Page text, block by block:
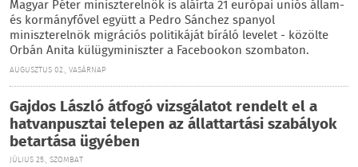
Magyar Péter miniszterelnök is aláírta 21 európai uniós állam-
és kormányfővel együtt a Pedro Sánchez spanyol
miniszterelnök migrációs politikáját bíráló levelet - közölte
Orbán Anita külügyminiszter a Facebookon szombaton.
AUGUSZTUS 02., VASÁRNAP
Gajdos László átfogó vizsgálatot rendelt el a
hatvanpusztai telepen az állattartási szabályok
betartása ügyében
JÚLIUS 25., SZOMBAT